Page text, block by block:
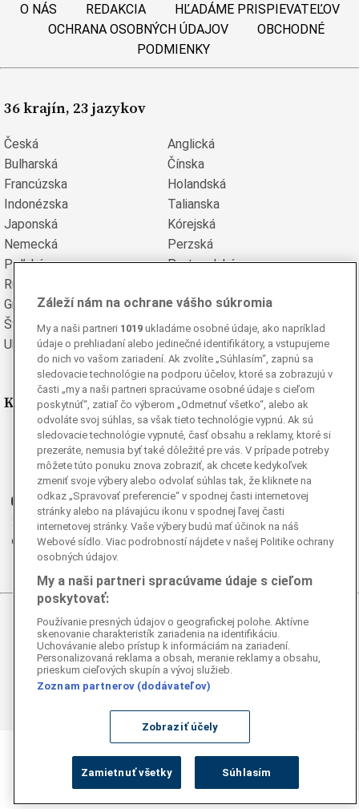
O NÁS REDAKCIA
HĽADÁME PRISPIEVATEĽOV
OCHRANA OSOBNÝCH ÚDAJOV
OBCHODNÉ
PODMIENKY
36 krajín, 23 jazykov
Česká
Anglická
Bulharská
Čínska
Francúzska
Holandská
Indonézska
Talianska
Japonská
Kórejská
Nemecká
Perzská
Poľská
Portugalská
Rumunská
Grécka
Španielska
Švédska
Turecká
Ukrajinská
Vietnamská
Kde nás nájdete
Facebook
Instagram
Ganjing
Youtube
Twitter
Telegram
RSS
© 2026 Epoch Times Slovensko
Všetky práva vyhradené. Publikovanie alebo ďalšie šírenie
správ a fotografií zo zdrojov TASR je bez
predchádzajúceho písomného súhlasu TASR porušením
Záleží nám na ochrane vášho súkromia
My a naši partneri 1019 ukladáme osobné údaje, ako napríklad
údaje o prehliadaní alebo jedinečné identifikátory, a vstupujeme
do nich vo vašom zariadení. Ak zvolíte „Súhlasím“, zapnú sa
sledovacie technológie na podporu účelov, ktoré sa zobrazujú v
časti „my a naši partneri spracúvame osobné údaje s cieľom
poskytnúť“, zatiaľ čo výberom „Odmetnuť všetko“, alebo ak
odvoláte svoj súhlas, sa však tieto technológie vypnú. Ak sú
sledovacie technológie vypnuté, časť obsahu a reklamy, ktoré si
prezeráte, nemusia byť také dôležité pre vás. V prípade potreby
môžete túto ponuku znova zobraziť, ak chcete kedykoľvek
zmeniť svoje výbery alebo odvolať súhlas tak, že kliknete na
odkaz „Spravovať preferencie“ v spodnej časti internetovej
stránky alebo na plávajúcu ikonu v spodnej ľavej časti
internetovej stránky. Vaše výbery budú mať účinok na náš
Webové sídlo. Viac podrobností nájdete v našej Politike ochrany
osobných údajov.
My a naši partneri spracúvame údaje s cieľom
poskytovať:
Používanie presných údajov o geografickej polohe. Aktívne
skenovanie charakteristík zariadenia na identifikáciu.
Uchovávanie alebo prístup k informáciám na zariadení.
Personalizovaná reklama a obsah, meranie reklamy a obsahu,
prieskum cieľových skupín a vývoj služieb.
Zoznam partnerov (dodávateľov)
Zobraziť účely
Zamietnuť všetky Súhlasím